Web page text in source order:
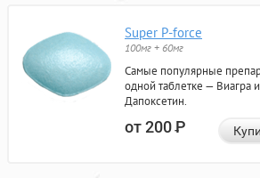
Super P-force
100мг + 60мг
Самые популярные
одной таблетке — Виагра и
Дапоксетин.
от 200Р